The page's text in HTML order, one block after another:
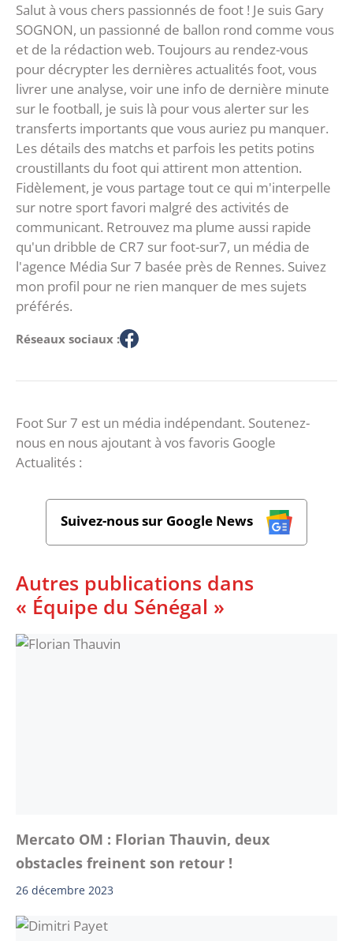
Salut à vous chers passionnés de foot ! Je suis Gary
SOGNON, un passionné de ballon rond comme vous
et de la rédaction web. Toujours au rendez-vous
pour décrypter les dernières actualités foot, vous
livrer une analyse, voir une info de dernière minute
sur le football, je suis là pour vous alerter sur les
transferts importants que vous auriez pu manquer.
Les détails des matchs et parfois les petits potins
croustillants du foot qui attirent mon attention.
Fidèlement, je vous partage tout ce qui m'interpelle
sur notre sport favori malgré des activités de
communicant. Retrouvez ma plume aussi rapide
qu'un dribble de CR7 sur foot-sur7, un média de
l'agence Média Sur 7 basée près de Rennes. Suivez
mon profil pour ne rien manquer de mes sujets
préférés.
Réseaux sociaux :
Foot Sur 7 est un média indépendant. Soutenez-
nous en nous ajoutant à vos favoris Google
Actualités :
Suivez-nous sur Google News
Autres publications dans
« Équipe du Sénégal »
Mercato OM : Florian Thauvin, deux
obstacles freinent son retour !
26 décembre 2023